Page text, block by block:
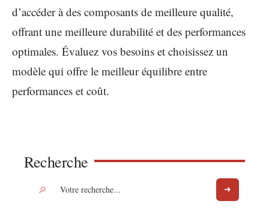
d’accéder à des composants de meilleure qualité,
offrant une meilleure durabilité et des performances
optimales. Évaluez vos besoins et choisissez un
modèle qui offre le meilleur équilibre entre
performances et coût.
Recherche